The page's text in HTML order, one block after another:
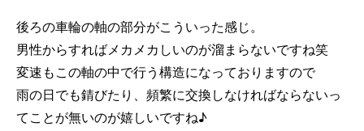
後ろの車輪の軸の部分がこういった感じ。
男性からすればメカメカしいのが溜まらないですね笑
変速もこの軸の中で行う構造になっておりますので
雨の日でも錆びたり、頻繁に交換しなければならないっ
てことが無いのが嬉しいですね♪